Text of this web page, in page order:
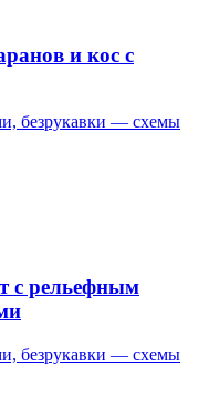
и кос с
безрукавки — схемы
с рельефным
безрукавки — схемы